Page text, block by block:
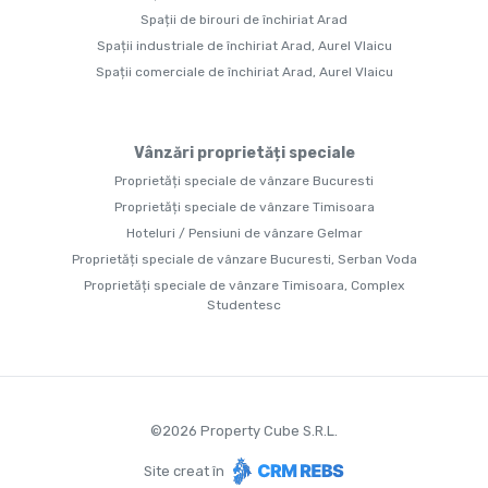
Spații de birouri de închiriat Arad
Spații industriale de închiriat Arad, Aurel Vlaicu
Spații comerciale de închiriat Arad, Aurel Vlaicu
Vânzări proprietăți speciale
Proprietăți speciale de vânzare Bucuresti
Proprietăți speciale de vânzare Timisoara
Hoteluri / Pensiuni de vânzare Gelmar
Proprietăți speciale de vânzare Bucuresti, Serban Voda
Proprietăți speciale de vânzare Timisoara, Complex
Studentesc
©2026 Property Cube S.R.L.
Site creat în